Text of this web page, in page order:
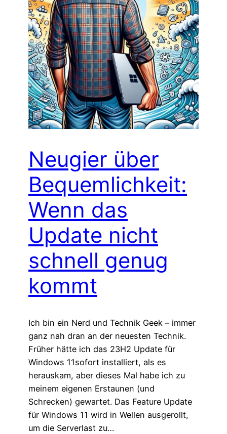
Neugier über
Bequemlichkeit:
Wenn das
Update nicht
schnell genug
kommt
Ich bin ein Nerd und Technik Geek – immer
ganz nah dran an der neuesten Technik.
Früher hätte ich das 23H2 Update für
Windows 11sofort installiert, als es
herauskam, aber dieses Mal habe ich zu
meinem eigenen Erstaunen (und
Schrecken) gewartet. Das Feature Update
für Windows 11 wird in Wellen ausgerollt,
um die Serverlast zu…